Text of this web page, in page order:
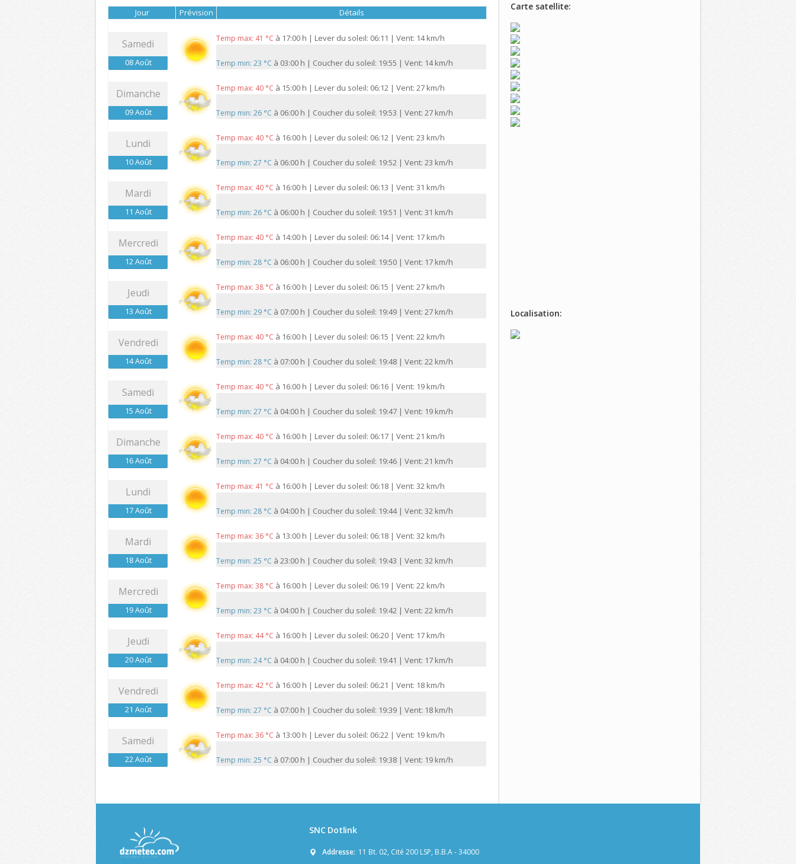
Jour Prévision Détails
Samedi
08 Août
Temp max: 41 °C à 17:00 h | Lever du soleil: 06:11 | Vent: 14 km/h
Temp min: 23 °C à 03:00 h | Coucher du soleil: 19:55 | Vent: 14 km/h
Dimanche
09 Août
Temp max: 40 °C à 15:00 h | Lever du soleil: 06:12 | Vent: 27 km/h
Temp min: 26 °C à 06:00 h | Coucher du soleil: 19:53 | Vent: 27 km/h
Lundi
10 Août
Temp max: 40 °C à 16:00 h | Lever du soleil: 06:12 | Vent: 23 km/h
Temp min: 27 °C à 06:00 h | Coucher du soleil: 19:52 | Vent: 23 km/h
Mardi
11 Août
Temp max: 40 °C à 16:00 h | Lever du soleil: 06:13 | Vent: 31 km/h
Temp min: 26 °C à 06:00 h | Coucher du soleil: 19:51 | Vent: 31 km/h
Mercredi
12 Août
Temp max: 40 °C à 14:00 h | Lever du soleil: 06:14 | Vent: 17 km/h
Temp min: 28 °C à 06:00 h | Coucher du soleil: 19:50 | Vent: 17 km/h
Jeudi
13 Août
Temp max: 38 °C à 16:00 h | Lever du soleil: 06:15 | Vent: 27 km/h
Temp min: 29 °C à 07:00 h | Coucher du soleil: 19:49 | Vent: 27 km/h
Vendredi
14 Août
Temp max: 40 °C à 16:00 h | Lever du soleil: 06:15 | Vent: 22 km/h
Temp min: 28 °C à 07:00 h | Coucher du soleil: 19:48 | Vent: 22 km/h
Samedi
15 Août
Temp max: 40 °C à 16:00 h | Lever du soleil: 06:16 | Vent: 19 km/h
Temp min: 27 °C à 04:00 h | Coucher du soleil: 19:47 | Vent: 19 km/h
Dimanche
16 Août
Temp max: 40 °C à 16:00 h | Lever du soleil: 06:17 | Vent: 21 km/h
Temp min: 27 °C à 04:00 h | Coucher du soleil: 19:46 | Vent: 21 km/h
Lundi
17 Août
Temp max: 41 °C à 16:00 h | Lever du soleil: 06:18 | Vent: 32 km/h
Temp min: 28 °C à 04:00 h | Coucher du soleil: 19:44 | Vent: 32 km/h
Mardi
18 Août
Temp max: 36 °C à 13:00 h | Lever du soleil: 06:18 | Vent: 32 km/h
Temp min: 25 °C à 23:00 h | Coucher du soleil: 19:43 | Vent: 32 km/h
Mercredi
19 Août
Temp max: 38 °C à 16:00 h | Lever du soleil: 06:19 | Vent: 22 km/h
Temp min: 23 °C à 04:00 h | Coucher du soleil: 19:42 | Vent: 22 km/h
Jeudi
20 Août
Temp max: 44 °C à 16:00 h | Lever du soleil: 06:20 | Vent: 17 km/h
Temp min: 24 °C à 04:00 h | Coucher du soleil: 19:41 | Vent: 17 km/h
Vendredi
21 Août
Temp max: 42 °C à 16:00 h | Lever du soleil: 06:21 | Vent: 18 km/h
Temp min: 27 °C à 07:00 h | Coucher du soleil: 19:39 | Vent: 18 km/h
Samedi
22 Août
Temp max: 36 °C à 13:00 h | Lever du soleil: 06:22 | Vent: 19 km/h
Temp min: 25 °C à 07:00 h | Coucher du soleil: 19:38 | Vent: 19 km/h
Carte satellite:
Localisation:
SNC Dotlink
Addresse: 11 Bt. 02, Cité 200 LSP, B.B.A - 34000